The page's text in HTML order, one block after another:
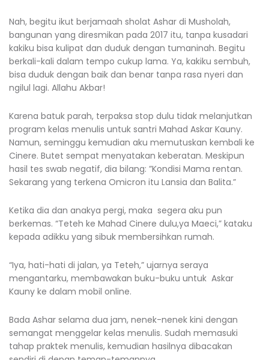
Nah, begitu ikut berjamaah sholat Ashar di Musholah,
bangunan yang diresmikan pada 2017 itu, tanpa kusadari
kakiku bisa kulipat dan duduk dengan tumaninah. Begitu
berkali-kali dalam tempo cukup lama. Ya, kakiku sembuh,
bisa duduk dengan baik dan benar tanpa rasa nyeri dan
ngilul lagi. Allahu Akbar!
Karena batuk parah, terpaksa stop dulu tidak melanjutkan
program kelas menulis untuk santri Mahad Askar Kauny.
Namun, seminggu kemudian aku memutuskan kembali ke
Cinere. Butet sempat menyatakan keberatan. Meskipun
hasil tes swab negatif, dia bilang: ”Kondisi Mama rentan.
Sekarang yang terkena Omicron itu Lansia dan Balita.”
Ketika dia dan anakya pergi, maka segera aku pun
berkemas. “Teteh ke Mahad Cinere dulu,ya Maeci,” kataku
kepada adikku yang sibuk membersihkan rumah.
“Iya, hati-hati di jalan, ya Teteh,” ujarnya seraya
mengantarku, membawakan buku-buku untuk Askar
Kauny ke dalam mobil online.
Bada Ashar selama dua jam, nenek-nenek kini dengan
semangat menggelar kelas menulis. Sudah memasuki
tahap praktek menulis, kemudian hasilnya dibacakan